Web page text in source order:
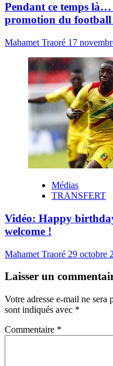
Pendant ce temps
promotion du football
Mahamet Traoré 17
Médias
TRANSFERT
Vidéo: Happy
welcome !
Mahamet Traoré 29 octobre
Laisser un
Votre adresse e-mail ne sera
sont indiqués avec *
Commentaire *